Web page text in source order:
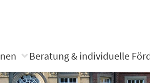
Beratung & individuelle